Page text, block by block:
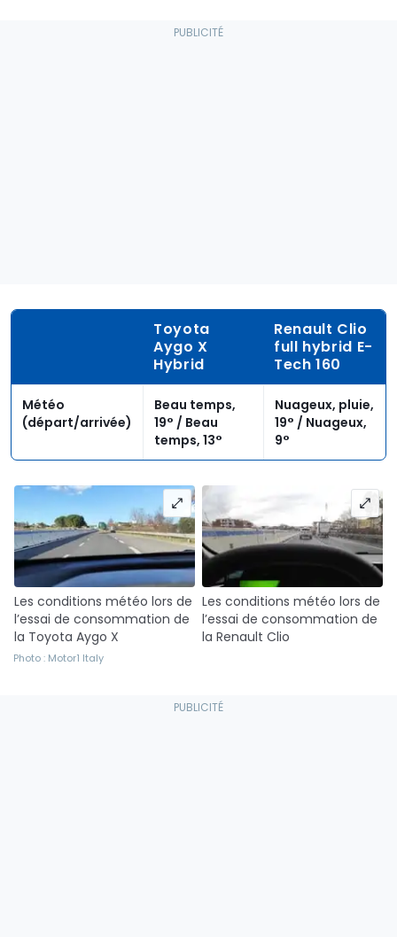
Toyota
Aygo X
Hybrid
Renault Clio
full hybrid E-
Tech 160
Météo
(départ/arrivée)
Beau temps,
19° / Beau
temps, 13°
Nuageux, pluie,
19° / Nuageux,
9°
Les conditions météo lors de
l’essai de consommation de
la Toyota Aygo X
Les conditions météo lors de
l’essai de consommation de
la Renault Clio
Photo : Motor1 Italy